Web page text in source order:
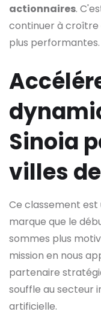
actionnaires.
continuer à croître
plus performantes.
Sinoia
villes
Ce classement
marque que le
sommes plus
mission en nous
partenaire
souffle au secteur
artificielle.